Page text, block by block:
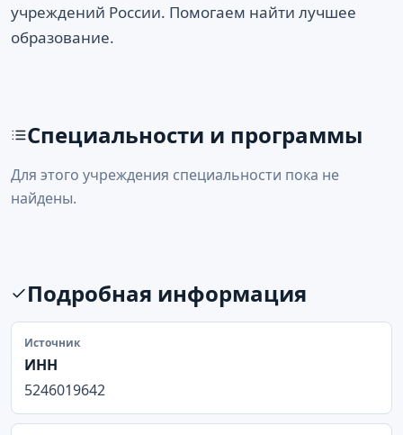
учреждений России. Помогаем найти лучшее
образование.
Специальности и программы
Для этого учреждения специальности пока не
найдены.
Подробная информация
Источник
ИНН
5246019642